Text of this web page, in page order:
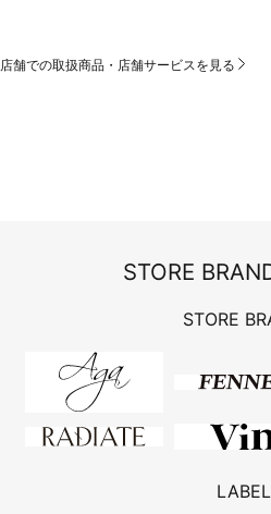
店舗での取扱商品・店舗サービスを見る
STORE
STORE
LABEL